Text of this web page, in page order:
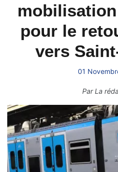
pour le
vers
01
ParLa